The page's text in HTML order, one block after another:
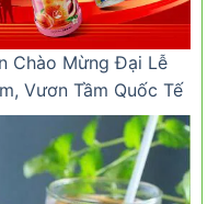
Chào Mừng Đại Lễ
Vươn Tầm Quốc Tế